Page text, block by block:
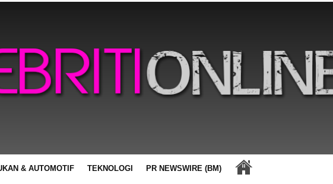
& AUTOMOTIF TEKNOLOGI PR NEWSWIRE (BM)